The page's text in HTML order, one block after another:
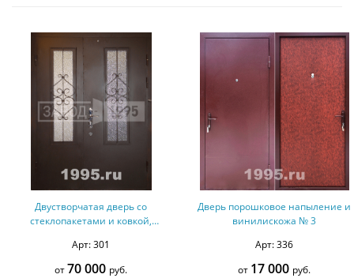
Двустворчатая дверь со
стеклопакетами и ковкой,
напылением с двух сторон
Арт: 301
от70 000 руб.
Дверь порошковое напыление и
винилискожа № 3
Арт: 336
от 17 000 руб.